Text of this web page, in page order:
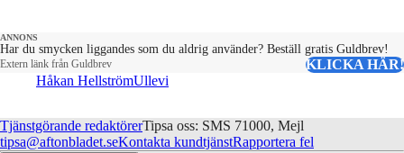
ANNONS
Har du smycken liggandes som du aldrig använder? Beställ gratis Guldbrev!
Extern länk från Guldbrev
KLICKA HÄR!
Håkan HellströmUllevi
Tjänstgörande redaktörerTipsa oss: SMS 71000, Mejl
tipsa@aftonbladet.seKontakta kundtjänstRapportera fel